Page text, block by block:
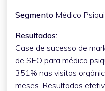
Segmento Médico
Resultados:
Case de sucesso de
de SEO para médico
351% nas visitas
meses. Resultados